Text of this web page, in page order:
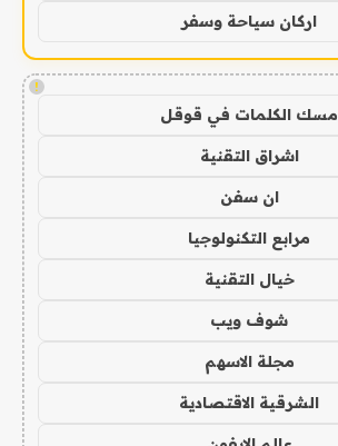
اركان سياحة وسفر
!
مسك الكلمات في قوقل
اشراق التقنية
ان سفن
مرابع التكنولوجيا
خيال التقنية
شوف ويب
مجلة الاسهم
الشرقية الاقتصادية